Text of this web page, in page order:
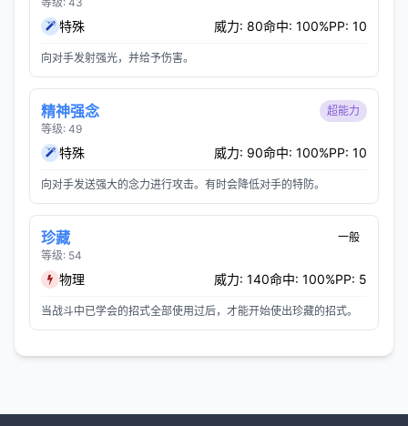
特殊 威力: 80命中: 100%PP: 10
向对手发射强光，并给予伤害。
精神强念
等级: 49
超能力
特殊 威力: 90命中: 100%PP: 10
向对手发送强大的念力进行攻击。有时会降低对手的特防。
珍藏
等级: 54
一般
物理 威力: 140命中: 100%PP: 5
当战斗中已学会的招式全部使用过后，才能开始使出珍藏的招式。